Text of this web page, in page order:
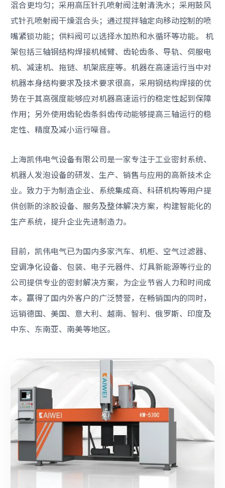
混合更均匀；采用高压针孔喷射阀注射清洗水；采用鼓风
式针孔喷射阀干燥混合头；通过搅拌轴定向移动控制的喷
嘴紧锁功能；供料阀可以选择水加热和水循环等功能。 机
架包括三轴钢结构焊接机械臂、齿轮齿条、导轨、伺服电
机、减速机、拖链、机架底座等。机器在高速运行当中对
机器本身结构要求及技术要求很高，采用钢结构焊接的优
势在于其高强度能够应对机器高速运行的稳定性起到保障
作用；另外使用齿轮齿条斜齿传动能够提高三轴运行的稳
定性、精度及减小运行噪音。
上海凯伟电气设备有限公司是一家专注于工业密封系统、
机器人发泡设备的研发、生产、销售与应用的高新技术企
业。致力于为制造企业、系统集成商、科研机构等用户提
供创新的涂胶设备、服务及整体解决方案，构建智能化的
生产系统，提升企业先进制造力。
目前，凯伟电气已为国内多家汽车、机柜、空气过滤器、
空调净化设备、包装、电子元器件、灯具新能源等行业的
公司提供专业的密封解决方案，为企业节省人力和时间成
本。赢得了国内外客户的广泛赞誉，在畅销国内的同时，
远销德国、美国、意大利、越南、智利、俄罗斯、印度及
中东、东南亚、南美等地区。